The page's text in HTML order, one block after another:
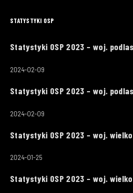
STATYSTYKI OSP
Statystyki OSP 2023 – woj.
2024-02-09
Statystyki OSP 2023 – woj.
2024-02-09
Statystyki OSP 2023 – woj.
2024-01-25
Statystyki OSP 2023 – woj.